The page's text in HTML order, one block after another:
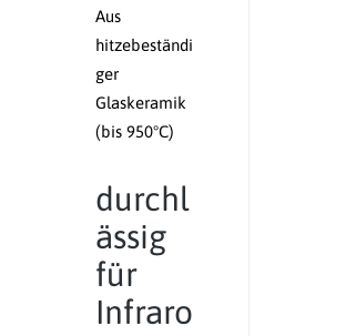
Aus
hitzebeständi
ger
Glaskeramik
(bis 950°C)
durchl
ässig
für
Infraro